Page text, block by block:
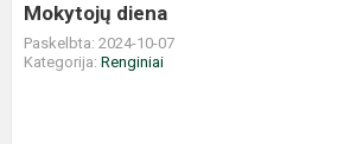
Mokytojų diena
Paskelbta: 2024-10-07
Kategorija: Renginiai